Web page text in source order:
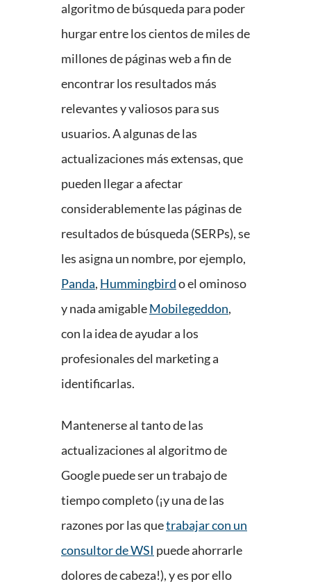
algoritmo de búsqueda para poder
hurgar entre los cientos de miles de
millones de páginas web a fin de
encontrar los resultados más
relevantes y valiosos para sus
usuarios. A algunas de las
actualizaciones más extensas, que
pueden llegar a afectar
considerablemente las páginas de
resultados de búsqueda (SERPs), se
les asigna un nombre, por ejemplo,
Panda, Hummingbirdo el ominoso
y nada amigableMobilegeddon,
con la idea de ayudar a los
profesionales del marketing a
identificarlas.
Mantenerse al tanto de las
actualizaciones al algoritmo de
Google puede ser un trabajo de
tiempo completo (¡y una de las
razones por las quetrabajar con un
consultor de WSI puede ahorrarle
dolores de cabeza!), y es por ello